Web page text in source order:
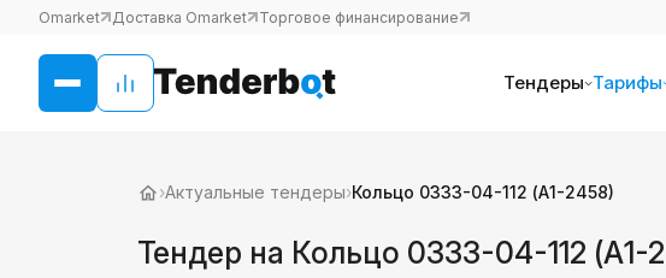
Omarket Доставка Omarket Торговое финансирование
Тендеры Тарифы
›Актуальные тендеры›Кольцо 0333-04-112 (А1-2458)
Тендер на Кольцо 0333-04-112 (А1-